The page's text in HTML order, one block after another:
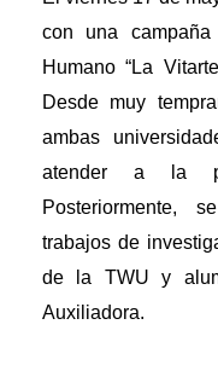
con una
Humano “La
Desde muy
ambas
atender a la
Posteriormente,
trabajos de
de la TWU y
Auxiliadora.